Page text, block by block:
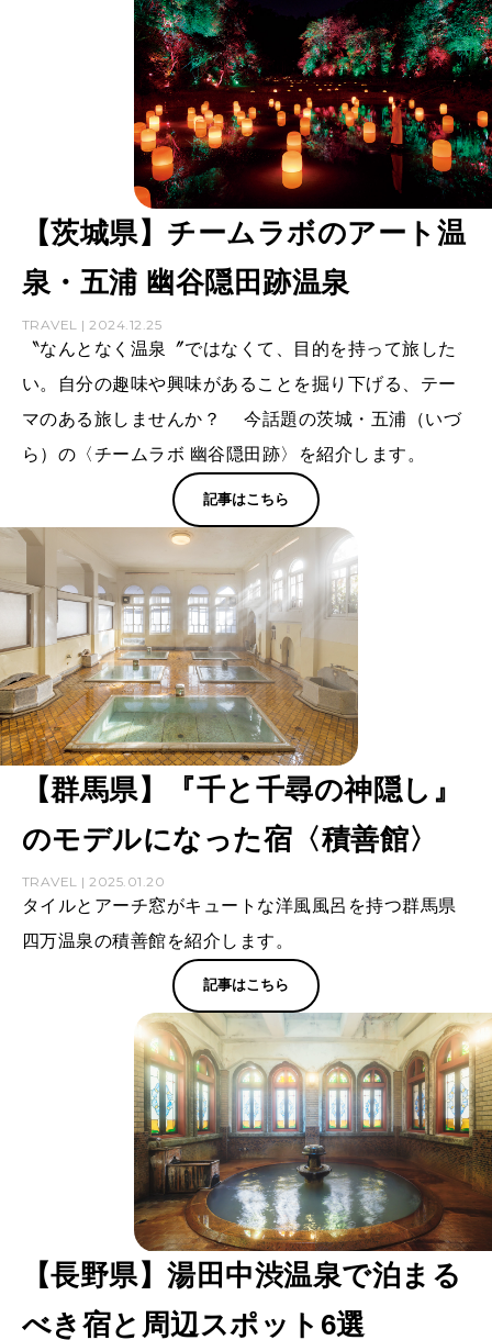
【茨城県】チームラボのアート温
泉・五浦 幽谷隠田跡温泉
TRAVEL | 2024.12.25
〝なんとなく温泉〞ではなくて、目的を持って旅した
い。自分の趣味や興味があることを掘り下げる、テー
マのある旅しませんか？ 今話題の茨城・五浦（いづ
ら）の〈チームラボ 幽谷隠田跡〉を紹介します。
記事はこちら
【群馬県】『千と千尋の神隠し』
のモデルになった宿〈積善館〉
TRAVEL | 2025.01.20
タイルとアーチ窓がキュートな洋風風呂を持つ群馬県
四万温泉の積善館を紹介します。
記事はこちら
【長野県】湯田中渋温泉で泊まる
べき宿と周辺スポット6選